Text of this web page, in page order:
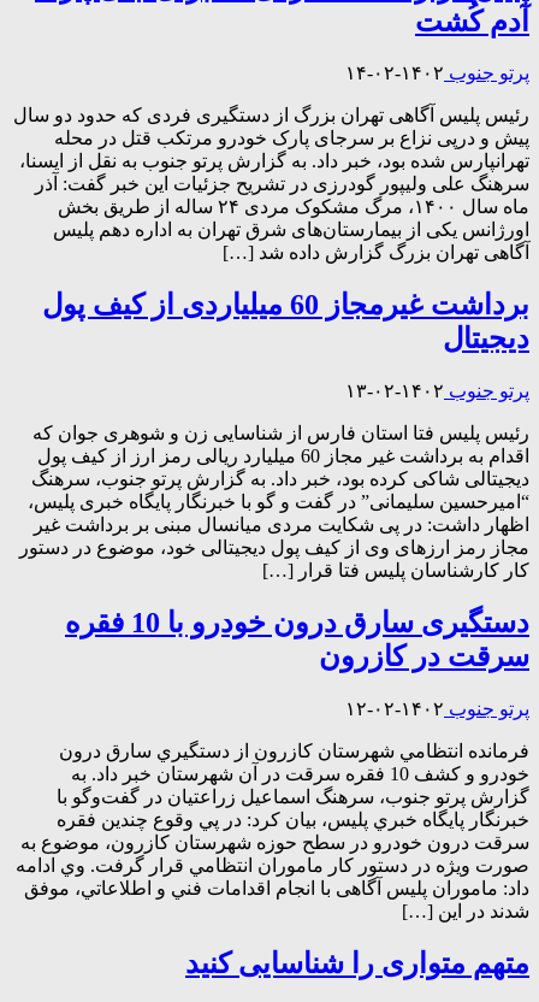
آدم کُشت
پرتو جنوب ۱۴۰۲-۰۲-۱۴
رئیس پلیس آگاهی تهران بزرگ از دستگیری فردی که حدود دو سال
پیش و درپی نزاع بر سرجای پارک خودرو مرتکب قتل در محله
تهرانپارس شده بود، خبر داد. به گزارش پرتو جنوب به نقل از ایسنا،
سرهنگ علی ولیپور گودرزی در تشریح جزئیات این خبر گفت: آذر
ماه سال ۱۴۰۰، مرگ مشکوک مردی ۲۴ ساله از طریق بخش
اورژانس یکی از بیمارستان‌های شرق تهران به اداره دهم پلیس
آگاهی تهران بزرگ گزارش داده شد […]
برداشت غیرمجاز 60 میلیاردی از کیف پول
دیجیتال
پرتو جنوب ۱۴۰۲-۰۲-۱۳
رئیس پلیس فتا استان فارس از شناسایی زن و شوهری جوان که
اقدام به برداشت غیر مجاز 60 میلیارد ریالی رمز ارز از کیف پول
دیجیتالی شاکی کرده بود، خبر داد. به گزارش پرتو جنوب، سرهنگ
“امیرحسین سلیمانی” در گفت و گو با خبرنگار پایگاه خبری پلیس،
اظهار داشت: در پی شکایت مردی میانسال مبنی بر برداشت غیر
مجاز رمز ارزهای وی از کیف پول دیجیتالی خود، موضوع در دستور
کار کارشناسان پلیس فتا قرار […]
دستگیری سارق درون خودرو با 10 فقره
سرقت در کازرون
پرتو جنوب ۱۴۰۲-۰۲-۱۲
فرمانده انتظامي شهرستان کازرون از دستگيري سارق درون
خودرو و كشف 10 فقره سرقت در آن شهرستان خبر داد. به
گزارش پرتو جنوب، سرهنگ اسماعیل زراعتیان در گفت‌وگو با
خبرنگار پايگاه خبري پليس، بيان كرد: در پي وقوع چندين فقره
سرقت درون خودرو در سطح حوزه شهرستان کازرون، موضوع به
صورت ويژه در دستور كار ماموران انتظامي قرار گرفت. وي ادامه
داد: ماموران پلیس آگاهی با انجام اقدامات فني و اطلاعاتي، موفق
شدند در اين […]
متهم متواری را شناسایی کنید